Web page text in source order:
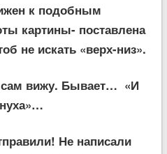
к подобным
картины- поставлена
не искать «верх-низ».
вижу. Бывает… «И
Не написали